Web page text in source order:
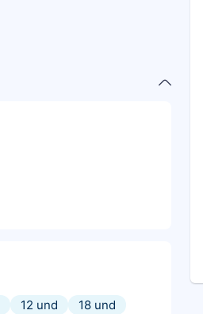
12 und
18 und